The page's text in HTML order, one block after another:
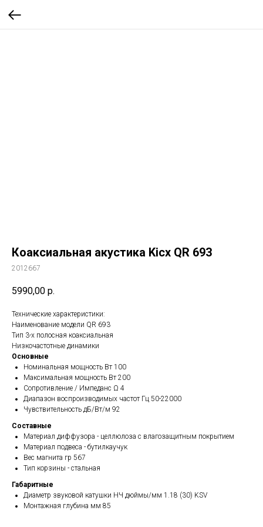
Коаксиальная акустика Kicx QR 693
2012667
5990,00 р.
Технические характеристики:
Наименование модели QR 693
Тип 3-x полосная коаксиальная
Низкочастотные динамики
Основные
Номинальная мощность Вт 100
Максимальная мощность Вт 200
Сопротивление / Импеданс Ω 4
Диапазон воспроизводимых частот Гц 50-22000
Чувствительность дБ/Вт/м 92
Составные
Материал диффузора - целлюлоза с влагозащитным покрытием
Материал подвеса - бутилкаучук
Вес магнита гр 567
Тип корзины - стальная
Габаритные
Диаметр звуковой катушки НЧ дюймы/мм 1.18 (30) KSV
Монтажная глубина мм 85